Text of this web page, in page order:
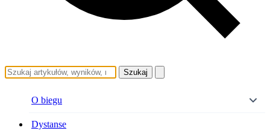
Szukaj
O biegu
Dystanse